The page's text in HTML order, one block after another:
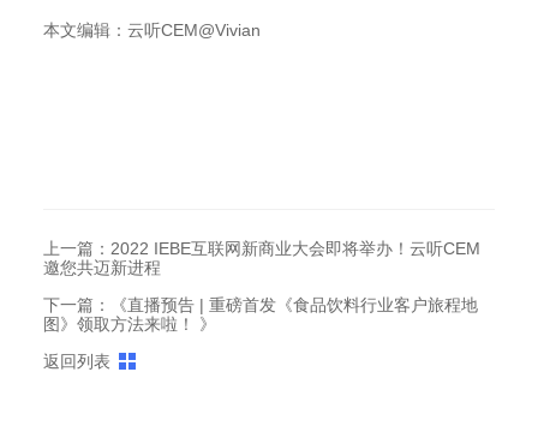
本文编辑：云听CEM@Vivian
上一篇：2022 IEBE互联网新商业大会即将举办！云听CEM
邀您共迈新进程
下一篇：《直播预告 | 重磅首发《食品饮料行业客户旅程地
图》领取方法来啦！ 》
返回列表